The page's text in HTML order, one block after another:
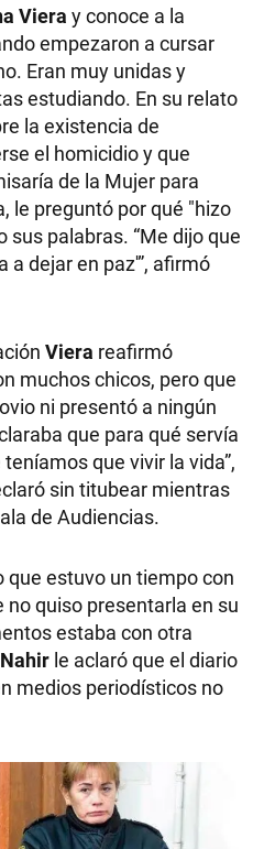
Viera y conoce a la
empezaron a cursar
Eran muy unidas y
estudiando. En su relato
la existencia de
el homicidio y que
de la Mujer para
le preguntó por qué "hizo
sus palabras. “Me dijo que
a dejar en paz'”, afirmó
Viera reafirmó
muchos chicos, pero que
ni presentó a ningún
que para qué servía
que vivir la vida”,
sin titubear mientras
de Audiencias.
que estuvo un tiempo con
no quiso presentarla en su
estaba con otra
Nahir le aclaró que el diario
medios periodísticos no